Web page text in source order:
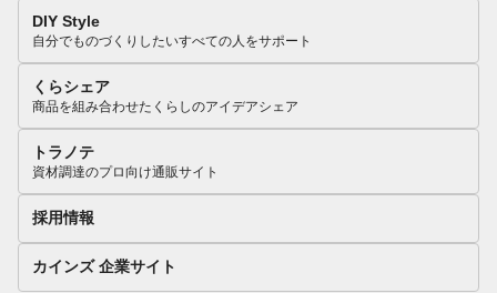
DIY Style
自分でものづくりしたいすべての人をサポート
くらシェア
商品を組み合わせたくらしのアイデアシェア
トラノテ
資材調達のプロ向け通販サイト
採用情報
カインズ 企業サイト